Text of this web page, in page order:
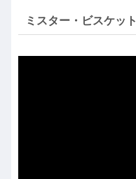
ミスター・ビスケット